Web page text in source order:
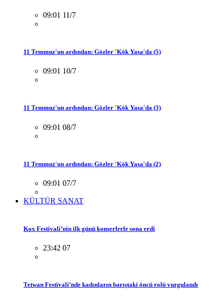
09:01 11/7
11 Temmuz'un ardından: Gözler 'Kök Yasa'da (5)
09:01 10/7
11 Temmuz'un ardından: Gözler 'Kök Yasa'da (3)
09:01 08/7
11 Temmuz'un ardından: Gözler 'Kök Yasa'da (2)
09:01 07/7
KÜLTÜR SANAT
Kox Festivali’nin ilk günü konserlerle sona erdi
23:42 07
Tetwan Festivali’nde kadınların barıştaki öncü rolü vurgulandı